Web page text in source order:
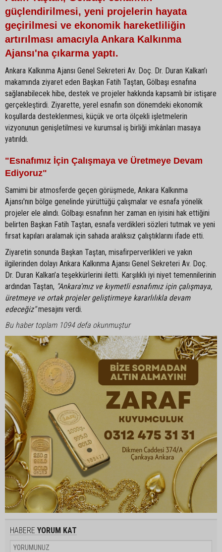
güçlendirilmesi, yeni projelerin hayata
geçirilmesi ve ekonomik hareketliliğin
artırılması amacıyla Ankara Kalkınma
Ajansı'na çıkarma yaptı.
Ankara Kalkınma Ajansı Genel Sekreteri Av. Doç. Dr. Duran Kalkan’ı
makamında ziyaret eden Başkan Fatih Taştan, Gölbaşı esnafına
sağlanabilecek hibe, destek ve projeler hakkında kapsamlı bir istişare
gerçekleştirdi. Ziyarette, yerel esnafın son dönemdeki ekonomik
koşullarda desteklenmesi, küçük ve orta ölçekli işletmelerin
vizyonunun genişletilmesi ve kurumsal iş birliği imkânları masaya
yatırıldı.
"Esnafımız İçin Çalışmaya ve Üretmeye Devam
Ediyoruz"
Samimi bir atmosferde geçen görüşmede, Ankara Kalkınma
Ajansı'nın bölge genelinde yürüttüğü çalışmalar ve esnafa yönelik
projeler ele alındı. Gölbaşı esnafının her zaman en iyisini hak ettiğini
belirten Başkan Fatih Taştan, esnafa verdikleri sözleri tutmak ve yeni
fırsat kapıları aralamak için sahada aralıksız çalıştıklarını ifade etti.
Ziyaretin sonunda Başkan Taştan, misafirperverlikleri ve yakın
ilgilerinden dolayı Ankara Kalkınma Ajansı Genel Sekreteri Av. Doç.
Dr. Duran Kalkan’a teşekkürlerini iletti. Karşılıklı iyi niyet temennilerinin
ardından Taştan, "Ankara'mız ve kıymetli esnafımız için çalışmaya,
üretmeye ve ortak projeler geliştirmeye kararlılıkla devam
edeceğiz"mesajını verdi.
Bu haber toplam 1094 defa okunmuştur
HABERE YORUM KAT